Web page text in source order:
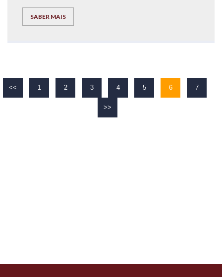
Pela qualidade do trabalho desenvolvido diariamente com
todos os seus alunos e formandos, a
atualmente uma referência em Oeiras
SABER MAIS
<< 1 2 3 4 5 6 7
>>